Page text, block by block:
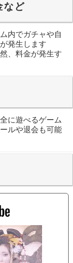
など
内でガチャや自
発生します
、料金が発生す
に遊べるゲーム
ルや退会も可能